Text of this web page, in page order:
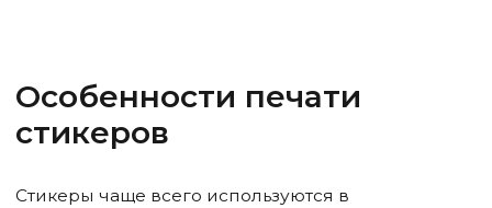
Особенности печати
стикеров
Стикеры чаще всего используются в